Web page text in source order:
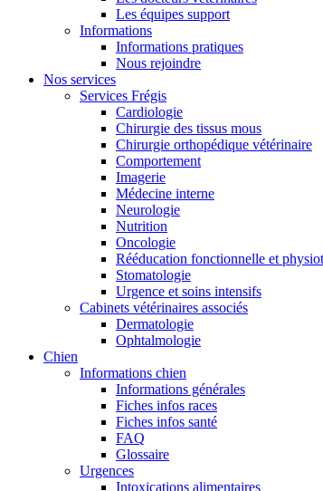
Les équipes support
Informations
Informations pratiques
Nous rejoindre
Nos services
Services Frégis
Cardiologie
Chirurgie des tissus mous
Chirurgie orthopédique vétérinaire
Comportement
Imagerie
Médecine interne
Neurologie
Nutrition
Oncologie
Rééducation fonctionnelle et
Stomatologie
Urgence et soins intensifs
Cabinets vétérinaires associés
Dermatologie
Ophtalmologie
Chien
Informations chien
Informations générales
Fiches infos races
Fiches infos santé
FAQ
Glossaire
Urgences
Intoxications alimentaires